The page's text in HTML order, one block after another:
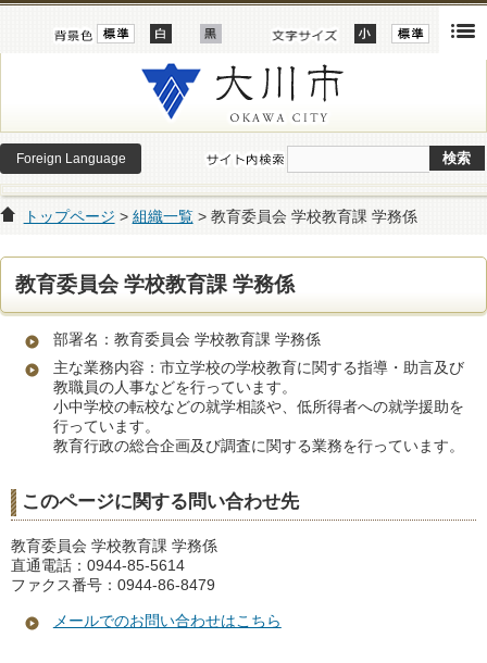
Foreign Language
トップページ > 組織一覧> 教育委員会 学校教育課 学務係
教育委員会 学校教育課 学務係
部署名：教育委員会 学校教育課 学務係
主な業務内容：市立学校の学校教育に関する指導・助言及び
教職員の人事などを行っています。
小中学校の転校などの就学相談や、低所得者への就学援助を
行っています。
教育行政の総合企画及び調査に関する業務を行っています。
このページに関する問い合わせ先
教育委員会 学校教育課 学務係
直通電話：0944-85-5614
ファクス番号：0944-86-8479
メールでのお問い合わせはこちら